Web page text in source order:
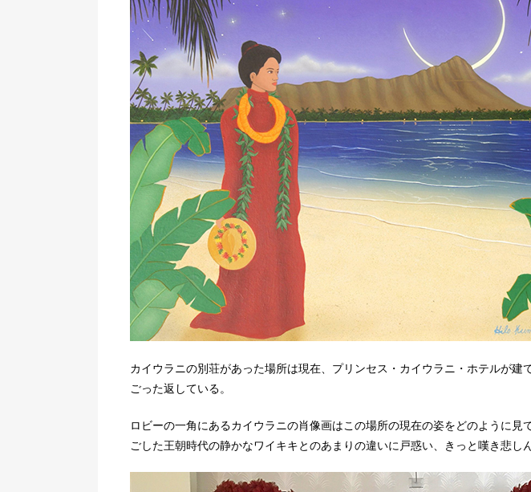
カイウラニの別荘があった場所は現在、プリンセス・カイウラニ・ホテルが建
ごった返している。
ロビーの一角にあるカイウラニの肖像画はこの場所の現在の姿をどのように見
ごした王朝時代の静かなワイキキとのあまりの違いに戸惑い、きっと嘆き悲し